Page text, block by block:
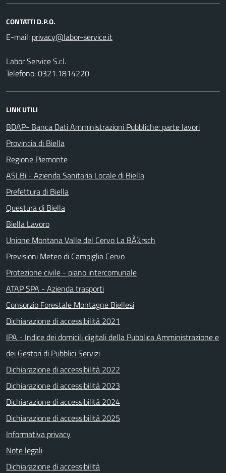
CONTATTI D.P.O.
E-mail:
Labor Service S.r.l.
Telefono: 0321.1814220
LINK UTILI
BDAP- Banca Dati Amministrazioni Pubbliche: parte lavori
Provincia di Biella
Regione Piemonte
ASLBi - Azienda Sanitaria Locale di Biella
Prefettura di Biella
Questura di Biella
Biella Lavoro
Unione Montana Valle del Cervo La BÃ¼rsch
Previsioni Meteo di Campiglia Cervo
Protezione civile - piano intercomunale
ATAP SPA - Azienda trasporti
Consorzio Forestale Montagne Biellesi
Dichiarazione di accessibilità 2021
IPA - Indice dei domicili digitali della Pubblica Amministrazione e
dei Gestori di Pubblici Servizi
Dichiarazione di accessibilità 2022
Dichiarazione di accessibilità 2023
Dichiarazione di accessibilità 2024
Dichiarazione di accessibilità 2025
Informativa privacy
Note legali
Dichiarazione di accessibilità